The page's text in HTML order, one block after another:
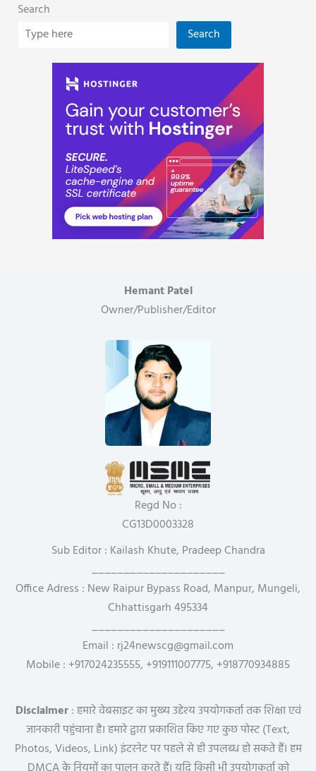
Search
Search
Hemant Patel
Owner/Publisher/Editor
Regd No :
CG13D0003328
Sub Editor : Kailash Khute, Pradeep Chandra
_____________________
Office Adress : New Raipur Bypass Road, Manpur, Mungeli,
Chhattisgarh 495334
_____________________
Email : rj24newscg@gmail.com
Mobile : +917024235555, +919111007775, +918770934885
Disclaimer: हमारे वेबसाइट का मुख्य उद्देश्य उपयोगकर्ता तक शिक्षा एवं
जानकारी पहुंचाना है। हमारे द्वारा प्रकाशित किए गए कुछ पोस्ट (Text,
Photos, Videos, Link) इंटरनेट पर पहले से ही उपलब्ध हो सकते हैं। हम